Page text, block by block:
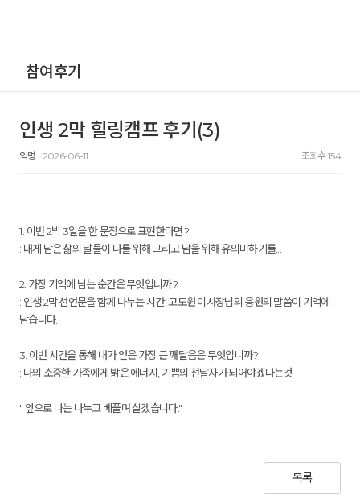
참여후기
인생 2막 힐링캠프 후기(3)
익명 2026-06-11 조회수 154
1. 이번 2박 3일을 한 문장으로 표현한다면?
: 내게 남은 삶의 날들이 나를 위해 그리고 남을 위해 유의미하기를...
2. 가장 기억에 남는 순간은 무엇입니까?
: 인생 2막 선언문을 함께 나누는 시간, 고도원 이사장님의 응원의 말씀이 기억에
남습니다.
3. 이번 시간을 통해 내가 얻은 가장 큰 깨달음은 무엇입니까?
: 나의 소중한 가족에게 밝은 에너지, 기쁨의 전달자가 되어야겠다는것
" 앞으로 나는 나누고 베풀며 살겠습니다."
목록